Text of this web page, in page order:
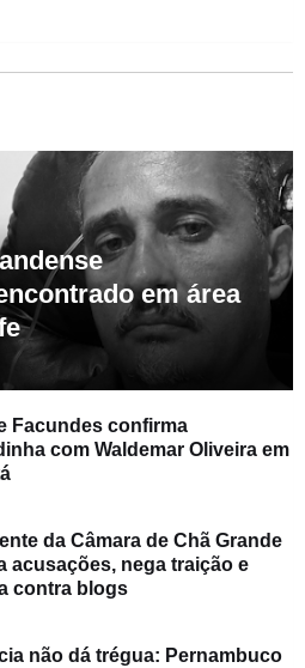
em área
Facundes confirma
com Waldemar Oliveira em
da Câmara de Chã Grande
acusações, nega traição e
contra blogs
não dá trégua: Pernambuco